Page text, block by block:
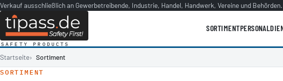
Verkauf ausschließlich an Gewerbetreibende, Industrie, Handel, Handwerk, Vereine und Behörden.
SAFETY PRODUCTS
SORTIMENT
Startseite
Sortiment
SORTIMENT